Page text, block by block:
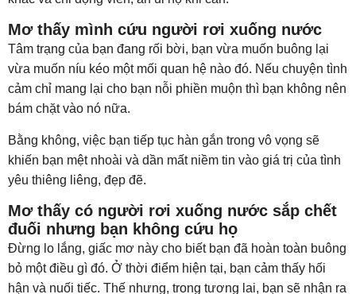
Mơ thấy mình cứu người rơi xuống nước
Tâm trạng của bạn đang rối bời, bạn vừa muốn buông lại
vừa muốn níu kéo một mối quan hệ nào đó. Nếu chuyện tình
cảm chỉ mang lại cho bạn nỗi phiền muộn thì bạn không nên
bám chặt vào nó nữa.
Bằng không, việc bạn tiếp tục hàn gắn trong vô vọng sẽ
khiến bạn mệt nhoài và dần mất niềm tin vào giá trị của tình
yêu thiêng liêng, đẹp đẽ.
Mơ thấy có người rơi xuống nước sắp chết
đuối nhưng bạn không cứu họ
Đừng lo lắng, giấc mơ này cho biết bạn đã hoàn toàn buông
bỏ một điều gì đó. Ở thời điểm hiện tại, bạn cảm thấy hối
hận và nuối tiếc. Thế nhưng, trong tương lai, bạn sẽ nhận ra